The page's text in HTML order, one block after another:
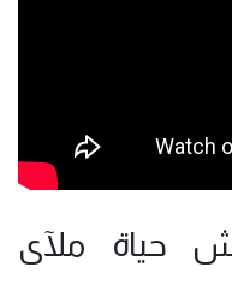
حياة ملآى